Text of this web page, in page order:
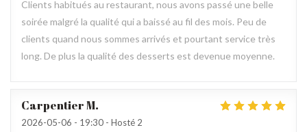
Clients habitués au restaurant, nous avons passé une belle
soirée malgré la qualité qui a baissé au fil des mois. Peu de
clients quand nous sommes arrivés et pourtant service très
long. De plus la qualité des desserts est devenue moyenne.
CarpentierM
2026-05-06 - 19:30 - Hosté 2